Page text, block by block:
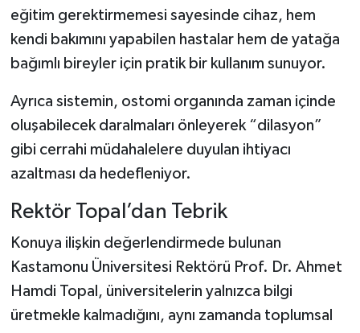
eğitim gerektirmemesi sayesinde cihaz, hem
kendi bakımını yapabilen hastalar hem de yatağa
bağımlı bireyler için pratik bir kullanım sunuyor.
Ayrıca sistemin, ostomi organında zaman içinde
oluşabilecek daralmaları önleyerek “dilasyon”
gibi cerrahi müdahalelere duyulan ihtiyacı
azaltması da hedefleniyor.
Rektör Topal’dan Tebrik
Konuya ilişkin değerlendirmede bulunan
Kastamonu Üniversitesi Rektörü Prof. Dr. Ahmet
Hamdi Topal, üniversitelerin yalnızca bilgi
üretmekle kalmadığını, aynı zamanda toplumsal